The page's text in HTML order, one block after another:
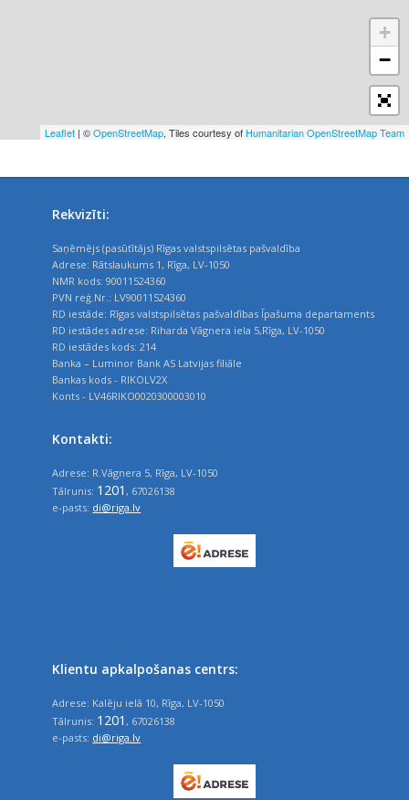
+
−
Leaflet | ©OpenStreetMap, Tiles courtesy of Humanitarian OpenStreetMap Team
Rekvizīti:
Saņēmējs (pasūtītājs) Rīgas valstspilsētas pašvaldība
Adrese: Rātslaukums 1, Rīga, LV-1050
NMR kods: 90011524360
PVN reģ.Nr.: LV90011524360
RD iestāde: Rīgas valstspilsētas pašvaldības Īpašuma departaments
RD iestādes adrese: Riharda Vāgnera iela 5,Rīga, LV-1050
RD iestādes kods: 214
Banka – Luminor Bank AS Latvijas filiāle
Bankas kods - RIKOLV2X
Konts - LV46RIKO0020300003010
Kontakti:
Adrese: R.Vāgnera 5, Rīga, LV-1050
Tālrunis: 1201 , 67026138
e-pasts: di@riga.lv
Klientu apkalpošanas centrs:
Adrese: Kalēju ielā 10, Rīga, LV-1050
Tālrunis: 1201, 67026138
e-pasts: di@riga.lv